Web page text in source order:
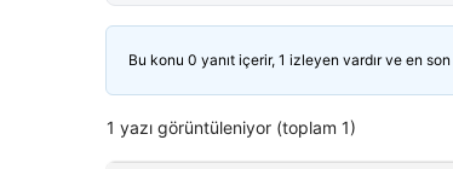
Bu konu 0 yanıt içerir, 1 izleyen vardır ve en son
1 yazı görüntüleniyor (toplam 1)